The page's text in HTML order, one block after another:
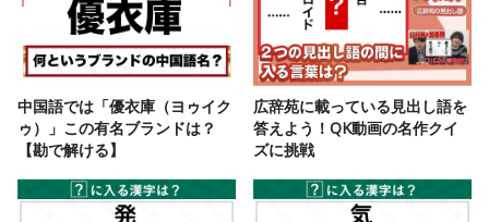
中国語では「優衣庫（ヨゥイク
ゥ）」この有名ブランドは？
【勘で解ける】
広辞苑に載っている見出し語を
答えよう！QK動画の名作クイ
ズに挑戦